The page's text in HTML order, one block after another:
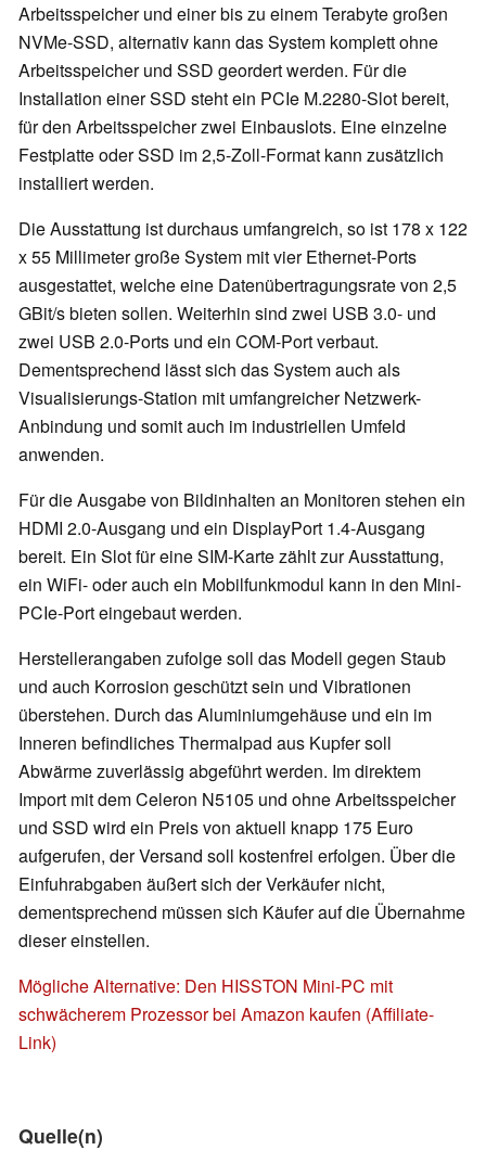
Arbeitsspeicher und einer bis zu einem Terabyte großen
NVMe-SSD, alternativ kann das System komplett ohne
Arbeitsspeicher und SSD geordert werden. Für die
Installation einer SSD steht ein PCIe M.2280-Slot bereit,
für den Arbeitsspeicher zwei Einbauslots. Eine einzelne
Festplatte oder SSD im 2,5-Zoll-Format kann zusätzlich
installiert werden.
Die Ausstattung ist durchaus umfangreich, so ist 178 x 122
x 55 Millimeter große System mit vier Ethernet-Ports
ausgestattet, welche eine Datenübertragungsrate von 2,5
GBit/s bieten sollen. Weiterhin sind zwei USB 3.0- und
zwei USB 2.0-Ports und ein COM-Port verbaut.
Dementsprechend lässt sich das System auch als
Visualisierungs-Station mit umfangreicher Netzwerk-
Anbindung und somit auch im industriellen Umfeld
anwenden.
Für die Ausgabe von Bildinhalten an Monitoren stehen ein
HDMI 2.0-Ausgang und ein DisplayPort 1.4-Ausgang
bereit. Ein Slot für eine SIM-Karte zählt zur Ausstattung,
ein WiFi- oder auch ein Mobilfunkmodul kann in den Mini-
PCIe-Port eingebaut werden.
Herstellerangaben zufolge soll das Modell gegen Staub
und auch Korrosion geschützt sein und Vibrationen
überstehen. Durch das Aluminiumgehäuse und ein im
Inneren befindliches Thermalpad aus Kupfer soll
Abwärme zuverlässig abgeführt werden. Im direktem
Import mit dem Celeron N5105 und ohne Arbeitsspeicher
und SSD wird ein Preis von aktuell knapp 175 Euro
aufgerufen, der Versand soll kostenfrei erfolgen. Über die
Einfuhrabgaben äußert sich der Verkäufer nicht,
dementsprechend müssen sich Käufer auf die Übernahme
dieser einstellen.
Mögliche Alternative: Den HISSTON Mini-PC mit
schwächerem Prozessor bei Amazon kaufen (Affiliate-
Link)
Quelle(n)